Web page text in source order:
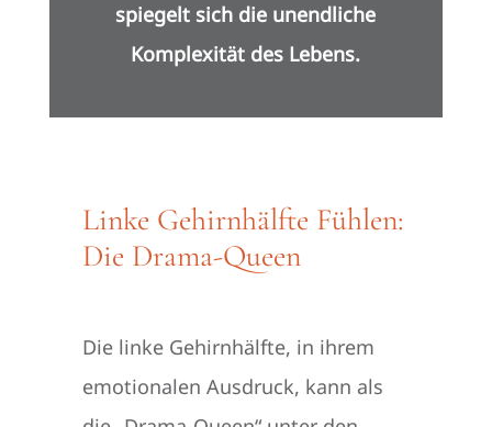
spiegelt sich die unendliche
Komplexität des Lebens.
Linke Gehirnhälfte Fühlen:
Die Drama-Queen
Die linke Gehirnhälfte, in ihrem
emotionalen Ausdruck, kann als